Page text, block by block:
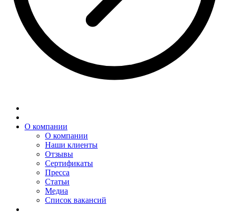
О компании
О компании
Наши клиенты
Отзывы
Сертификаты
Пресса
Статьи
Медиа
Список вакансий